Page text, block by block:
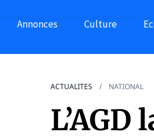
Annonces Culture
ACTUALITES NATIONAL